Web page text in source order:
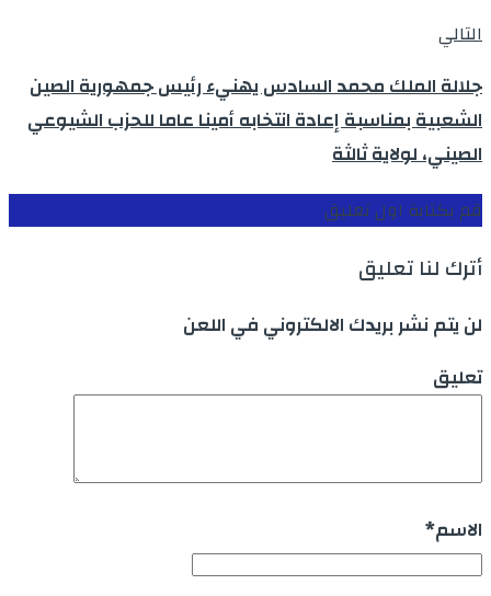
التالي
جلالة الملك محمد السادس يهنيء رئيس جمهورية الصين
الشعبية بمناسبة إعادة انتخابه أمينا عاما للحزب الشيوعي
الصيني، لولاية ثالثة
قم بكتابة اول تعليق
أترك لنا تعليق
لن يتم نشر بريدك الالكتروني في اللعن
تعليق
الاسم*